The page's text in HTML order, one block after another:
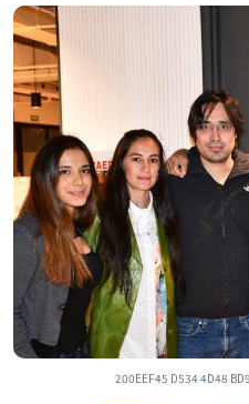
200EEF45 D534 4D48